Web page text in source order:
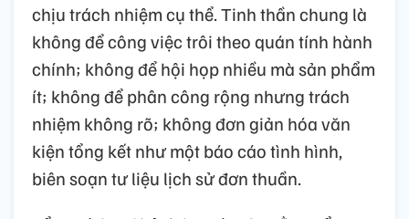
chịu trách nhiệm cụ thể. Tinh thần chung là
không để công việc trôi theo quán tính hành
chính; không để hội họp nhiều mà sản phẩm
ít; không để phân công rộng nhưng trách
nhiệm không rõ; không đơn giản hóa văn
kiện tổng kết như một báo cáo tình hình,
biên soạn tư liệu lịch sử đơn thuần.